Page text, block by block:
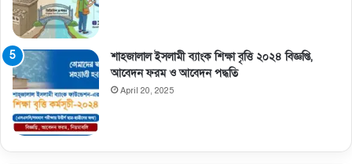
শাহজালাল ইসলামী ব্যাংক শিক্ষা বৃত্তি ২০২৪ বিজ্ঞপ্তি,
আবেদন ফরম ও আবেদন পদ্ধতি
April 20, 2025